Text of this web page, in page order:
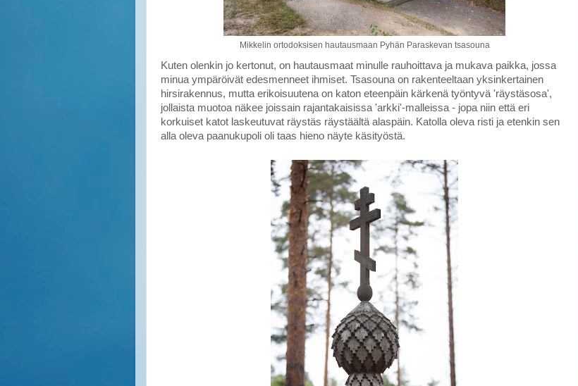
Mikkelin ortodoksisen hautausmaan Pyhän Paraskevan tsasouna
Kuten olenkin jo kertonut, on hautausmaat minulle rauhoittava ja mukava paikka, jossa
minua ympäröivät edesmenneet ihmiset. Tsasouna on rakenteeltaan yksinkertainen
hirsirakennus, mutta erikoisuutena on katon eteenpäin kärkenä työntyvä 'räystäsosa',
jollaista muotoa näkee joissain rajantakaisissa 'arkki'-malleissa - jopa niin että eri
korkuiset katot laskeutuvat räystäs räystäältä alaspäin. Katolla oleva risti ja etenkin sen
alla oleva paanukupoli oli taas hieno näyte käsityöstä.